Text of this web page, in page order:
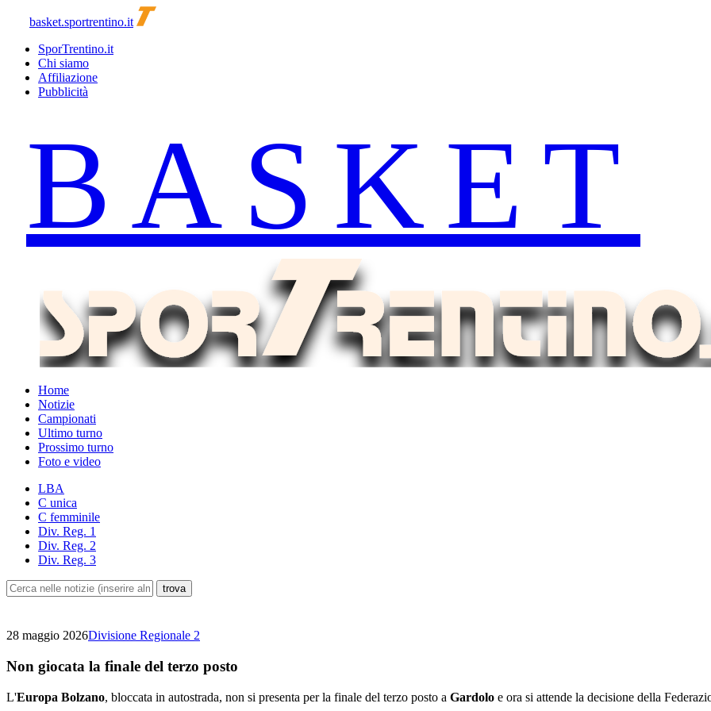
basket.sportrentino.it
SporTrentino.it
Chi siamo
Affiliazione
Pubblicità
Home
Notizie
Campionati
Ultimo turno
Prossimo turno
Foto e video
LBA
C unica
C femminile
Div. Reg. 1
Div. Reg. 2
Div. Reg. 3
28 maggio 2026Divisione Regionale 2
Non giocata la finale del terzo posto
L'Europa Bolzano, bloccata in autostrada, non si presenta per la finale del terzo posto a Gardolo e ora si attende la decisione della